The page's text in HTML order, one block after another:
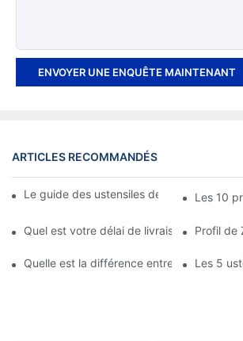
ENVOYER UNE ENQUÊTE MAINTENANT
ARTICLES RECOMMANDÉS
Le guide des ustensiles de cuisine en
Les 10
Quel est votre délai de livraison ? Profil de
Quelle est la différence entre les Les 5